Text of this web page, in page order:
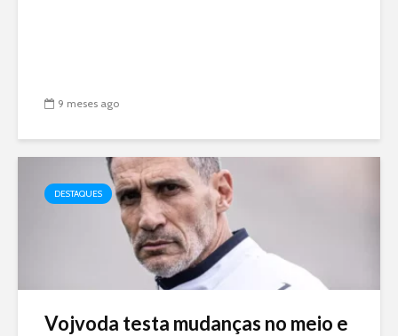
9 meses ago
DESTAQUES
Vojvoda testa mudanças no meio e